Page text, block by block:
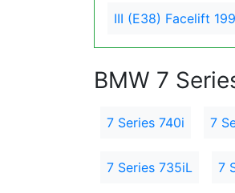
III (E38) Facelift
BMW 7
7 Series 740i 7
7 Series 735iL 7